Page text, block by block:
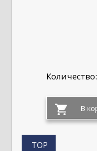
Количество:
TOP